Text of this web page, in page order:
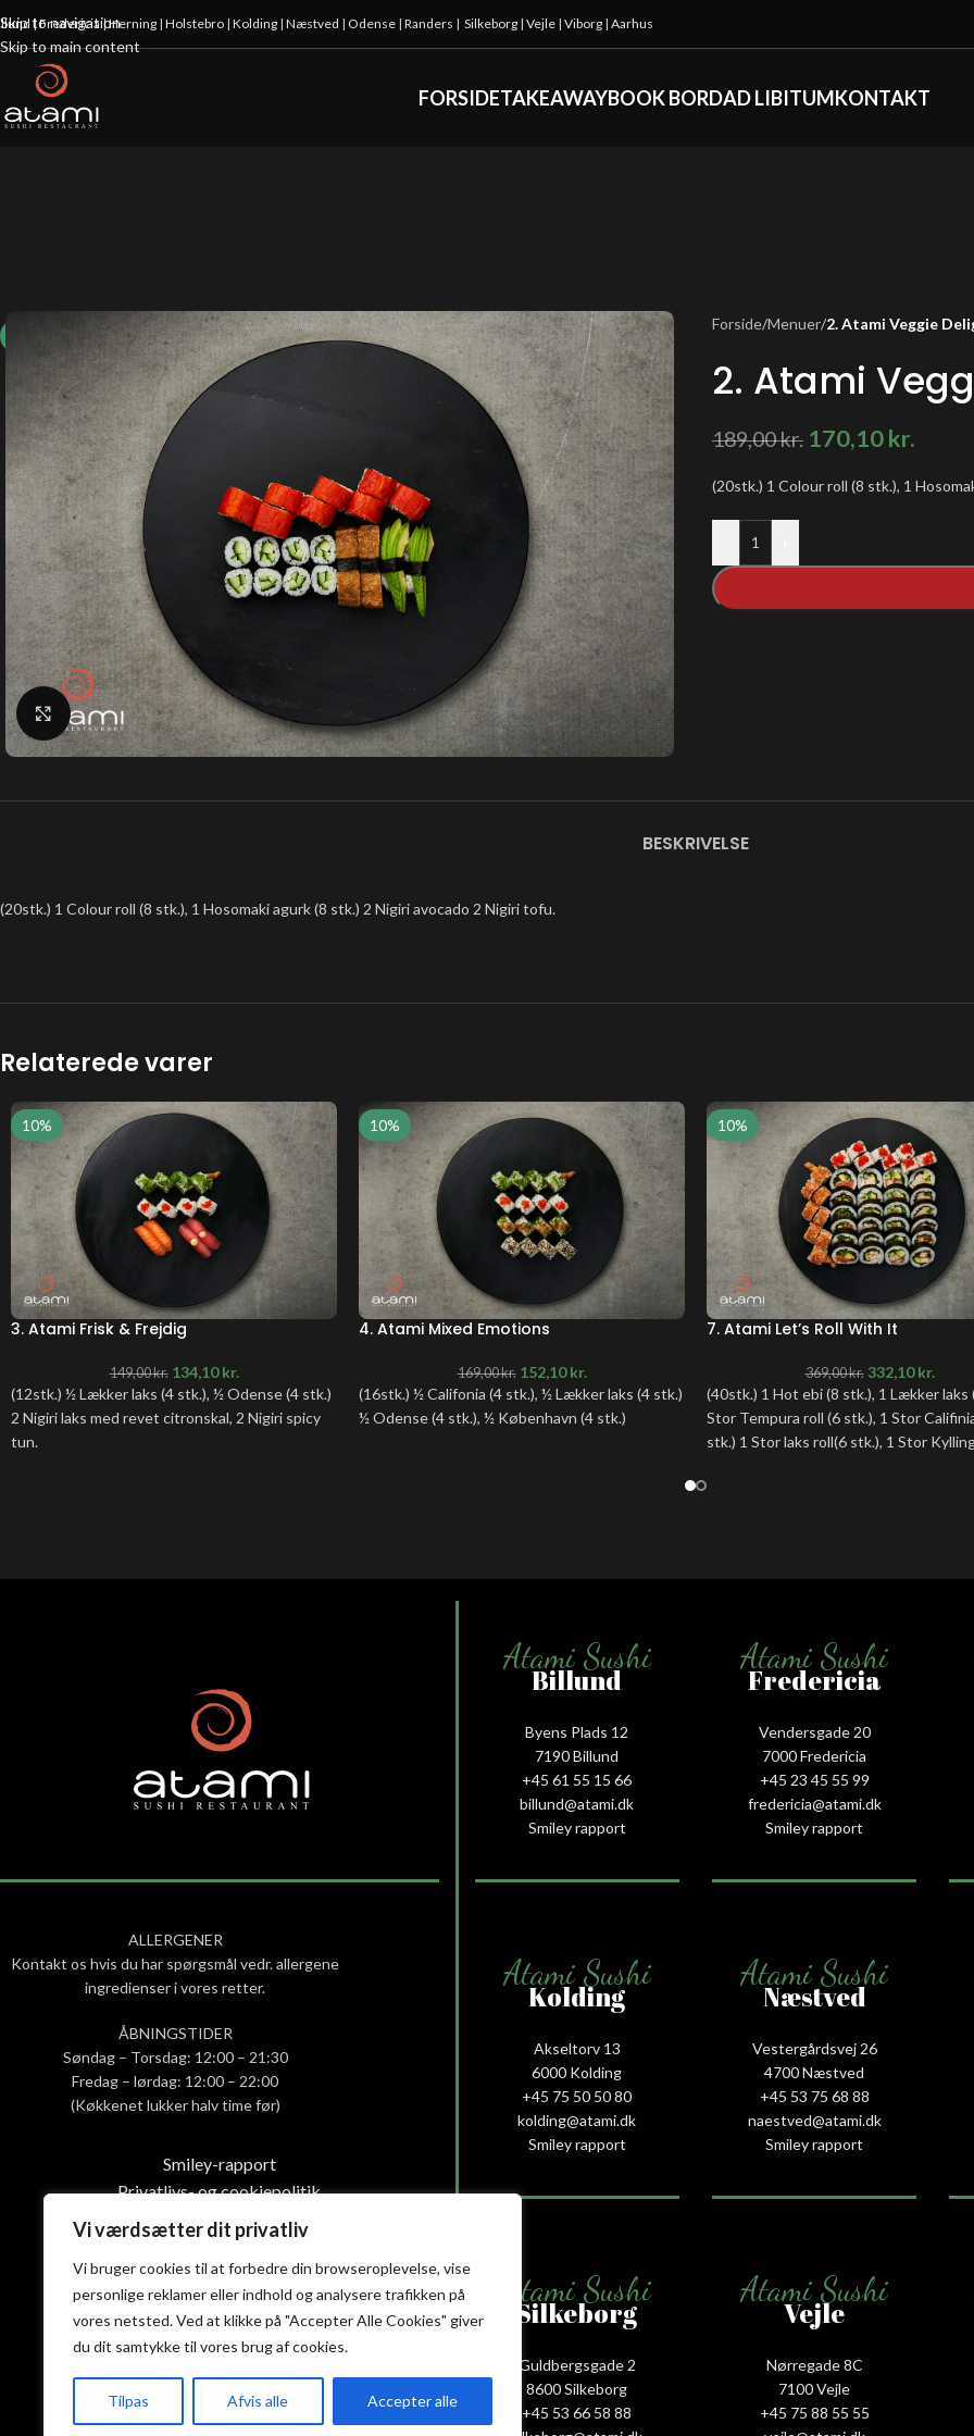
Vi værdsætter dit privatliv
Vi bruger cookies til at forbedre din browseroplevelse, vise
personlige reklamer eller indhold og analysere trafikken på
vores netsted. Ved at klikke på "Accepter Alle Cookies" giver
du dit samtykke til vores brug af cookies.
Tilpas Afvis alle Accepter alle
Skip to navigation
Skip to main content
|Fredericia|Herning | Holstebro | Kolding | Næstved | Odense | Randers | Silkeborg | Vejle | Viborg | Aarhus
FORSIDETAKEAWAYBOOK BORDAD LIBITUMKONTAKT
Klik for at forstørre
Forside/Menuer/2. Atami Veggie
2. Atami
189,00kr. 170,10kr.
(20stk.) 1 Colour roll (8 stk.), 1
BESKRIVELSE
(20stk.) 1 Colour roll (8 stk.), 1 Hosomaki agurk (8 stk.) 2 Nigiri avocado 2 Nigiri tofu.
Relaterede varer
10%
3. Atami Frisk & Frejdig
149,00kr. 134,10kr.
(12stk.) ½ Lækker laks (4 stk.), ½ Odense (4 stk.)
2 Nigiri laks med revet citronskal, 2 Nigiri spicy
tun.
10%
4. Atami Mixed Emotions
169,00kr. 152,10kr.
(16stk.) ½ Califonia (4 stk.), ½ Lækker laks (4 stk.)
½ Odense (4 stk.), ½ København (4 stk.)
10%
7. Atami Let’s Roll With It
369,00kr. 332,10kr.
(40stk.) 1 Hot ebi (8 stk.), 1 Lækker laks
Stor Tempura roll (6 stk.), 1 Stor
stk.) 1 Stor laks roll(6 stk.), 1 Stor
ALLERGENER
Kontakt os hvis du har spørgsmål vedr. allergene
ingredienser i vores retter.
ÅBNINGSTIDER
Søndag – Torsdag: 12:00 – 21:30
Fredag – lørdag: 12:00 – 22:00
(Køkkenet lukker halv time før)
Smiley-rapport
Privatlivs- og cookiepolitik
Handelsbetingelser
Atami Sushi
Billund
Byens Plads 12
7190 Billund
+45 61 55 15 66‬
billund@atami.dk
Smiley rapport
Atami Sushi
Fredericia
Vendersgade 20
7000 Fredericia
+45 23 45 55 99
fredericia@atami.dk
Smiley rapport
Atami Sushi
Kolding
Akseltorv 13
6000 Kolding
+45 75 50 50 80
kolding@atami.dk
Smiley rapport
Atami Sushi
Næstved
Vestergårdsvej 26
4700 Næstved
+45 53 75 68 88
naestved@atami.dk
Smiley rapport
Atami Sushi
Silkeborg
Guldbergsgade 2
8600 Silkeborg
+45 53 66 58 88
Atami Sushi
Vejle
Nørregade 8C
7100 Vejle
+45 75 88 55 55